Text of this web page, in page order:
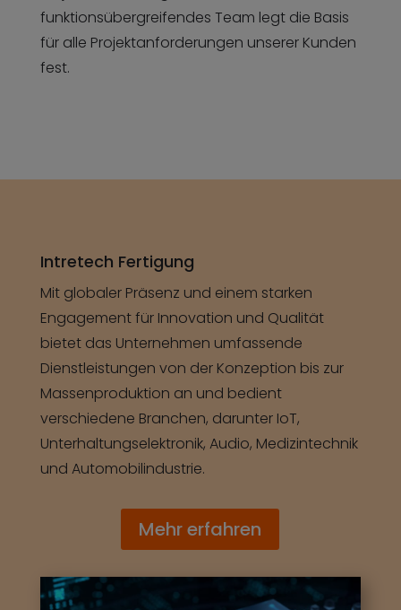
funktionsübergreifendes Team legt die Basis
für alle Projektanforderungen unserer Kunden
fest.
Intretech Fertigung
Mit globaler Präsenz und einem starken
Engagement für Innovation und Qualität
bietet das Unternehmen umfassende
Dienstleistungen von der Konzeption bis zur
Massenproduktion an und bedient
verschiedene Branchen, darunter IoT,
Unterhaltungselektronik, Audio, Medizintechnik
und Automobilindustrie.
Mehr erfahren